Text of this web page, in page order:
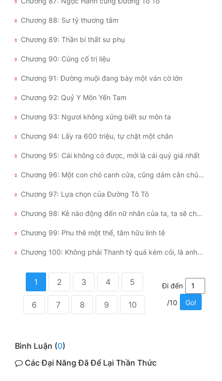
Chương 88: Sư tỷ thương tâm
Chương 89: Thần bí thất sư phụ
Chương 90: Củng cố trị liệu
Chương 91: Đường muội đang bày một ván cờ lớn
Chương 92: Quỷ Y Môn Yến Tam
Chương 93: Ngươi không xứng biết sư môn ta
Chương 94: Lấy ra 600 triệu, tự chặt một chân
Chương 95: Cái không có được, mới là cái quý giá nhất
Chương 96: Một con chó canh cửa, cũng dám cắn chủ nhân?
Chương 97: Lựa chọn của Đường Tô Tô
Chương 98: Kẻ nào động đến nữ nhân của ta, ta sẽ chặt tay kẻ đó!
Chương 99: Phu thê một thể, tâm hữu linh tê
Chương 100: Không phải Thanh tỷ quá kém cỏi, là anh quá lợi hại
1 2 3 4 5
6 7 8 9 10
Đi đến
/10
Go!
Bình Luận (0)
Các Đại Năng Đã Để Lại Thần Thức